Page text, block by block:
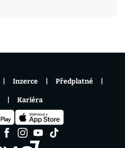
Inzerce Předplatné
Kariéra